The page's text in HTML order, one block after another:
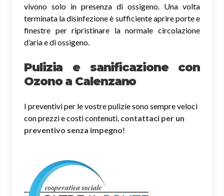
vivono solo in presenza di ossigeno. Una volta
terminata la disinfezione è sufficiente aprire porte e
finestre per ripristinare la normale circolazione
d’aria e di ossigeno.
Pulizia e sanificazione con
Ozono a Calenzano
I preventivi per le vostre pulizie sono sempre veloci
con prezzi e costi contenuti, contattaci per un
preventivo senza impegno!